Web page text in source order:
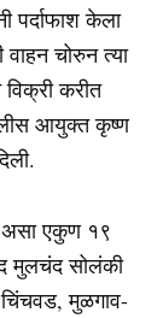
पर्दाफाश केला
चोरुन त्या
करीत
आयुक्त कृष्ण
असा एकुण १९
मुलचंद सोलंकी
मुळगाव-